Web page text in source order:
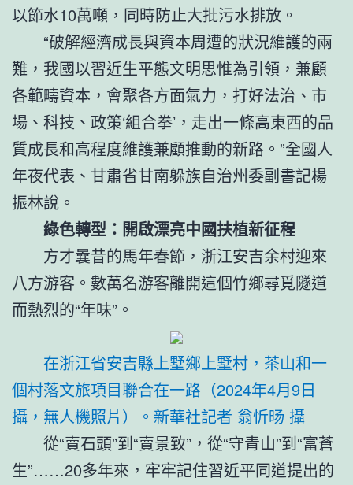
以節水10萬噸，同時防止大批污水排放。
“破解經濟成長與資本周遭的狀況維護的兩
難，我國以習近生平態文明思惟為引領，兼顧
各範疇資本，會聚各方面氣力，打好法治、市
場、科技、政策‘組合拳’，走出一條高東西的品
質成長和高程度維護兼顧推動的新路。”全國人
年夜代表、甘肅省甘南躲族自治州委副書記楊
振林說。
綠色轉型：開啟漂亮中國扶植新征程
方才曩昔的馬年春節，浙江安吉余村迎來
八方游客。數萬名游客離開這個竹鄉尋覓隧道
而熱烈的“年味”。
在浙江省安吉縣上墅鄉上墅村，茶山和一
個村落文旅項目聯合在一路（2024年4月9日
攝，無人機照片）。新華社記者 翁忻旸 攝
從“賣石頭”到“賣景致”，從“守青山”到“富蒼
生”……20多年來，牢牢記住習近平同道提出的